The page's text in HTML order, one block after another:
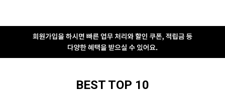
BEST TOP 10